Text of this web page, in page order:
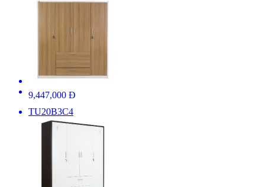
9,447,000 Đ
TU20B3C4